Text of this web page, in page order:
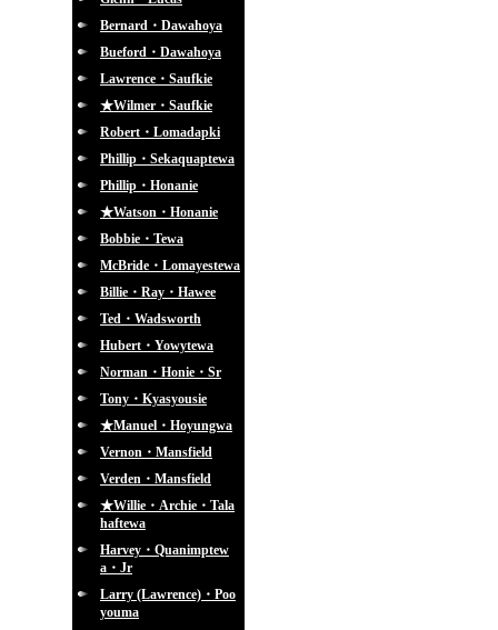
Bernard・Dawahoya
Bueford・Dawahoya
Lawrence・Saufkie
★Wilmer・Saufkie
Robert・Lomadapki
Phillip・Sekaquaptewa
Phillip・Honanie
★Watson・Honanie
Bobbie・Tewa
McBride・Lomayestewa
Billie・Ray・Hawee
Ted・Wadsworth
Hubert・Yowytewa
Norman・Honie・Sr
Tony・Kyasyousie
★Manuel・Hoyungwa
Vernon・Mansfield
Verden・Mansfield
★Willie・Archie・Tala
haftewa
Harvey・Quanimptew
a・Jr
Larry (Lawrence)・Poo
youma